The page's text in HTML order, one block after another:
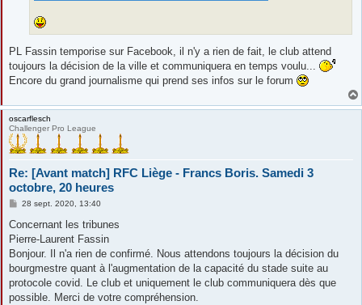
PL Fassin temporise sur Facebook, il n'y a rien de fait, le club attend
toujours la décision de la ville et communiquera en temps voulu...
Encore du grand journalisme qui prend ses infos sur le forum
oscarflesch
Challenger Pro League
Re: [Avant match] RFC Liège - Francs Boris. Samedi 3
octobre, 20 heures
M
s
a
g
28 sept. 2020, 13:40
Concernant les tribunes
Pierre-Laurent Fassin
Bonjour. Il n'a rien de confirmé. Nous attendons toujours la décision du
bourgmestre quant à l'augmentation de la capacité du stade suite au
protocole covid. Le club et uniquement le club communiquera dès que
possible. Merci de votre compréhension.